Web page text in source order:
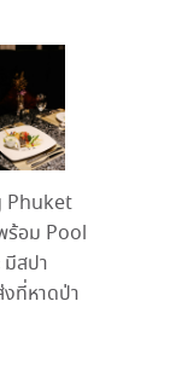
Phuket
ร้อม Pool
สปา
ที่หาดป่า